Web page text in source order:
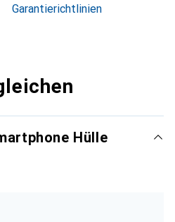
Garantierichtlinien
Hülle